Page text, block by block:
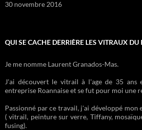
30 novembre 2016
QUI SE CACHE DERRIÈRE LES VITRAUX
Je me nomme Laurent Granados-Mas.
J'ai découvert le vitrail à l'age de 35 ans
entreprise Roannaise et se fut pour moi une
Passionné par ce travail, j'ai développé mon
( vitrail, peinture sur verre, Tiffany,
fusing).